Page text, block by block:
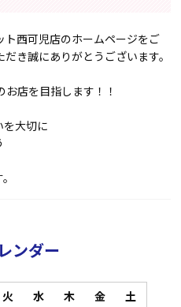
ト西可児店のホームページをご
だき誠にありがとうございます。
店を目指します！！
を大切に
ンダー
火 水 木 金
土